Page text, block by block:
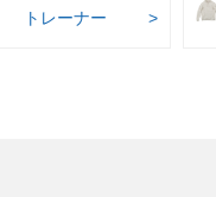
トレーナー